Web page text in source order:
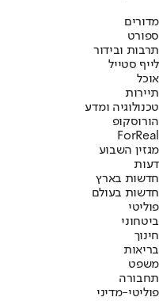
מדורים
ספורט
תרבות ובידור
לייף סטייל
אוכל
תיירות
טכנולוגיה ומדע
הורוסקופ
ForReal
מגזין השבוע
דעות
חדשות בארץ
חדשות בעולם
פוליטי
ביטחוני
חינוך
בריאות
משפט
תחבורה
פוליטי-מדיני